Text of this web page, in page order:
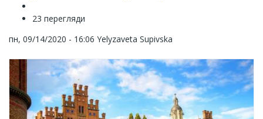
23 перегляди
пн, 09/14/2020 - 16:06 Yelyzaveta Supivska